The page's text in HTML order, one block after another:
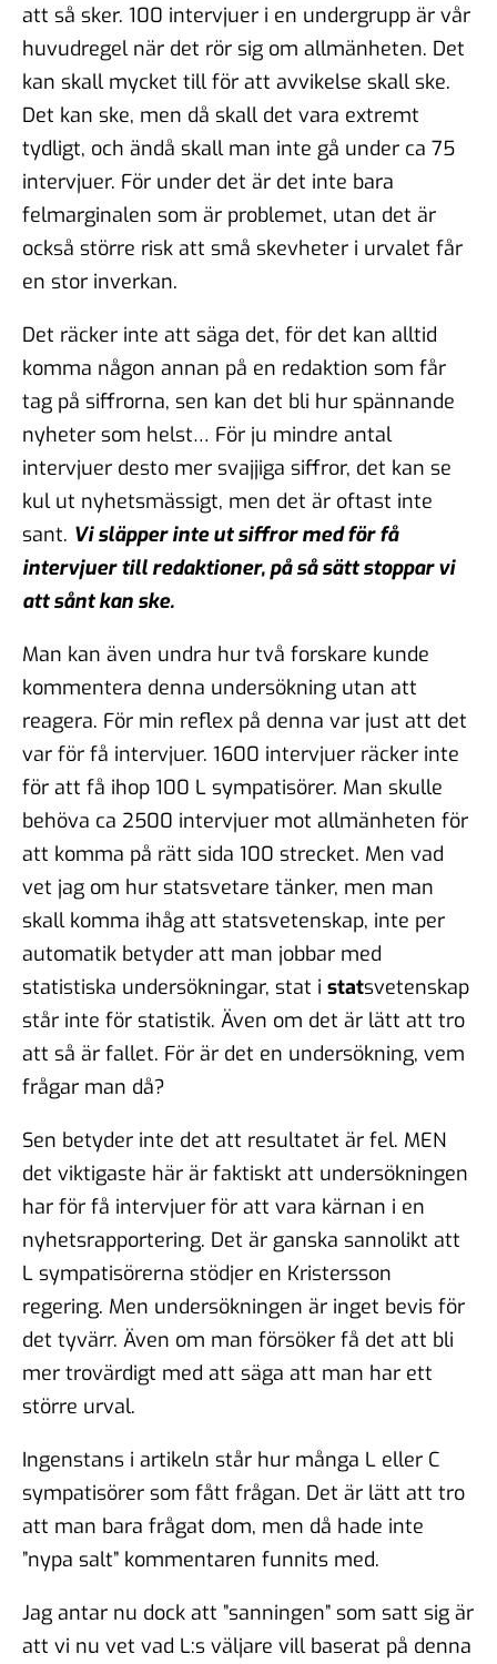
att så sker. 100 intervjuer i en undergrupp är vår
huvudregel när det rör sig om allmänheten. Det
kan skall mycket till för att avvikelse skall ske.
Det kan ske, men då skall det vara extremt
tydligt, och ändå skall man inte gå under ca 75
intervjuer. För under det är det inte bara
felmarginalen som är problemet, utan det är
också större risk att små skevheter i urvalet får
en stor inverkan.
Det räcker inte att säga det, för det kan alltid
komma någon annan på en redaktion som får
tag på siffrorna, sen kan det bli hur spännande
nyheter som helst… För ju mindre antal
intervjuer desto mer svajjiga siffror, det kan se
kul ut nyhetsmässigt, men det är oftast inte
sant. Vi släpper inte ut siffror med för få
intervjuer till redaktioner, på så sätt stoppar vi
att sånt kan ske.
Man kan även undra hur två forskare kunde
kommentera denna undersökning utan att
reagera. För min reflex på denna var just att det
var för få intervjuer. 1600 intervjuer räcker inte
för att få ihop 100 L sympatisörer. Man skulle
behöva ca 2500 intervjuer mot allmänheten för
att komma på rätt sida 100 strecket. Men vad
vet jag om hur statsvetare tänker, men man
skall komma ihåg att statsvetenskap, inte per
automatik betyder att man jobbar med
statistiska undersökningar, stat i statsvetenskap
står inte för statistik. Även om det är lätt att tro
att så är fallet. För är det en undersökning, vem
frågar man då?
Sen betyder inte det att resultatet är fel. MEN
det viktigaste här är faktiskt att undersökningen
har för få intervjuer för att vara kärnan i en
nyhetsrapportering. Det är ganska sannolikt att
L sympatisörerna stödjer en Kristersson
regering. Men undersökningen är inget bevis för
det tyvärr. Även om man försöker få det att bli
mer trovärdigt med att säga att man har ett
större urval.
Ingenstans i artikeln står hur många L eller C
sympatisörer som fått frågan. Det är lätt att tro
att man bara frågat dom, men då hade inte
”nypa salt” kommentaren funnits med.
Jag antar nu dock att ”sanningen” som satt sig är
att vi nu vet vad L:s väljare vill baserat på denna